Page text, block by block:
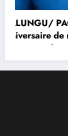
Congolais